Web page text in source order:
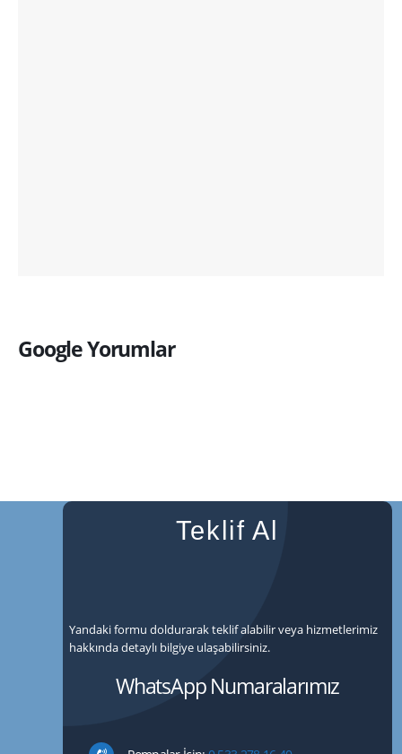
Google Yorumlar
Teklif Al
Yandaki formu doldurarak teklif alabilir veya hizmetlerimiz
hakkında detaylı bilgiye ulaşabilirsiniz.
WhatsApp Numaralarımız